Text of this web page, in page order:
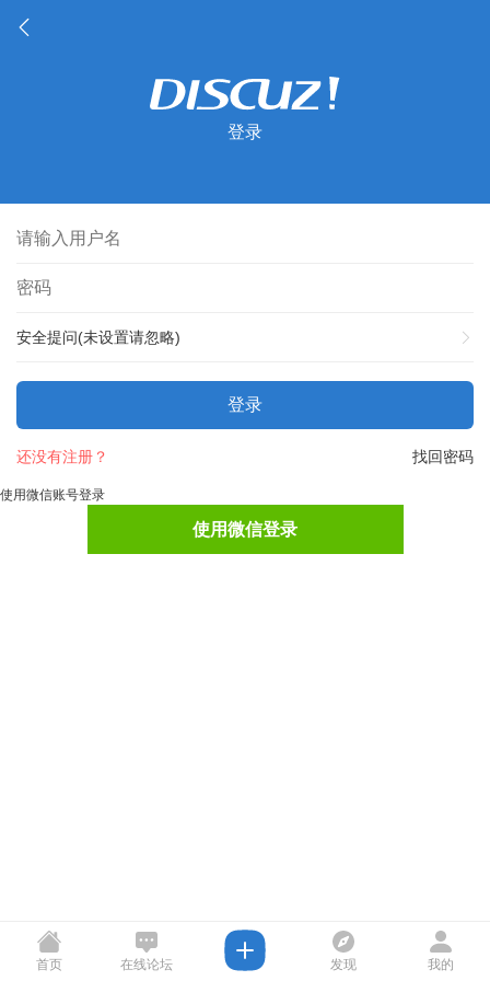
登录
安全提问(未设置请忽略)
登录
找回密码
还没有注册？
使用微信账号登录
使用微信登录
首页 在线论坛 发现 我的